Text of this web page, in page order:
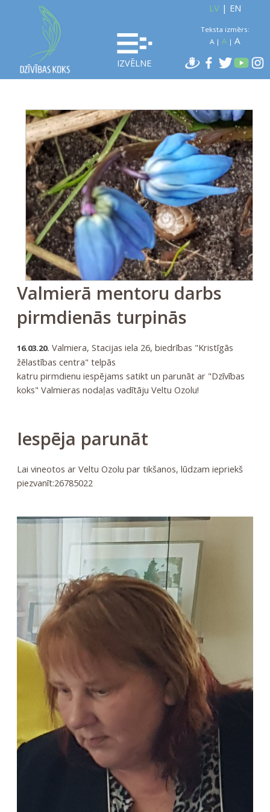
IZVĒLNE
LV| EN
Teksta izmērs:
A| A| A
Valmierā mentoru darbs
pirmdienās turpinās
16.03.20. Valmiera, Stacijas iela 26, biedrības "Kristīgās
žēlastības centra" telpās
katru pirmdienu iespējams satikt un parunāt ar "Dzīvības
koks" Valmieras nodaļas vadītāju Veltu Ozolu!
Iespēja parunāt
Lai vineotos ar Veltu Ozolu par tikšanos, lūdzam iepriekš
piezvanīt:26785022